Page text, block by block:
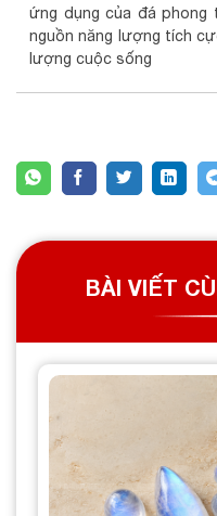
ứng dụng của đá
nguồn năng lượng tích
lượng cuộc sống
BÀI VIẾT